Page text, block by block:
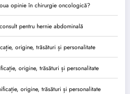
opinie în chirurgie oncologică?
pentru hernie abdominală
origine, trăsături și personalitate
origine, trăsături și personalitate
origine, trăsături și personalitate